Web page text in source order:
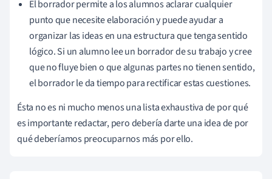
El borrador permite a los alumnos aclarar cualquier
punto que necesite elaboración y puede ayudar a
organizar las ideas en una estructura que tenga sentido
lógico. Si un alumno lee un borrador de su trabajo y cree
que no fluye bien o que algunas partes no tienen sentido,
el borrador le da tiempo para rectificar estas cuestiones.
Ésta no es ni mucho menos una lista exhaustiva de por qué
es importante redactar, pero debería darte una idea de por
qué deberíamos preocuparnos más por ello.